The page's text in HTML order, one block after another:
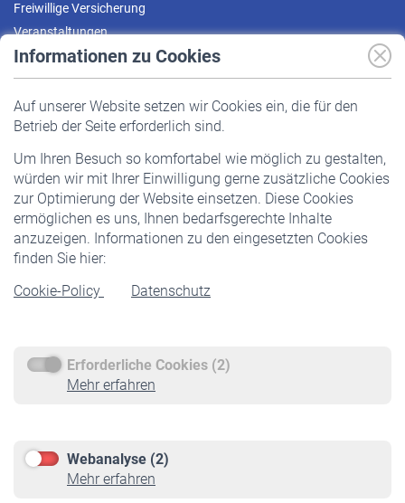
Informationen zu Cookies
Auf unserer Website setzen wir Cookies ein, die für den
Betrieb der Seite erforderlich sind.
Um Ihren Besuch so komfortabel wie möglich zu gestalten,
würden wir mit Ihrer Einwilligung gerne zusätzliche Cookies
zur Optimierung der Website einsetzen. Diese Cookies
ermöglichen es uns, Ihnen bedarfsgerechte Inhalte
anzuzeigen. Informationen zu den eingesetzten Cookies
finden Sie hier:
Cookie-Policy
Datenschutz
Erforderliche Cookies (2)
Mehr erfahren
Webanalyse (2)
Mehr erfahren
Freiwillige Versicherung
Veranstaltungen
Pflichtversicherung
Staatliche Förderung
Veranstaltungen
Rentner
Rentenbeginn
Rente beantragen
Service
Informationen
Online-Rechner
VBLnewsletter